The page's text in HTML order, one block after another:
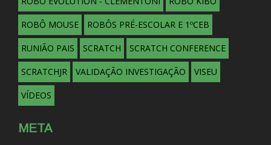
ROBÔ MOUSE ROBÔS PRÉ-ESCOLAR E 1ºCEB
RUNIÃO PAIS SCRATCH SCRATCH CONFERENCE
SCRATCHJR VALIDAÇÃO INVESTIGAÇÃO VISEU
VÍDEOS
META